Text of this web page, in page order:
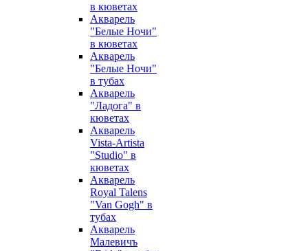
в кюветах
Акварель
"Белые Ночи"
в кюветах
Акварель
"Белые Ночи"
в тубах
Акварель
"Ладога" в
кюветах
Акварель
Vista-Artista
"Studio" в
кюветах
Акварель
Royal Talens
"Van Gogh" в
тубах
Акварель
Малевичъ